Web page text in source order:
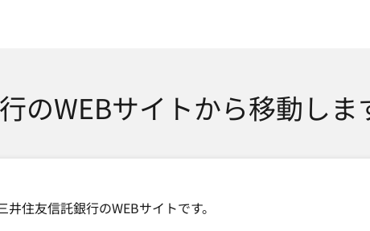
のWEBサイトから移動しま
井住友信託銀行のWEBサイトです。